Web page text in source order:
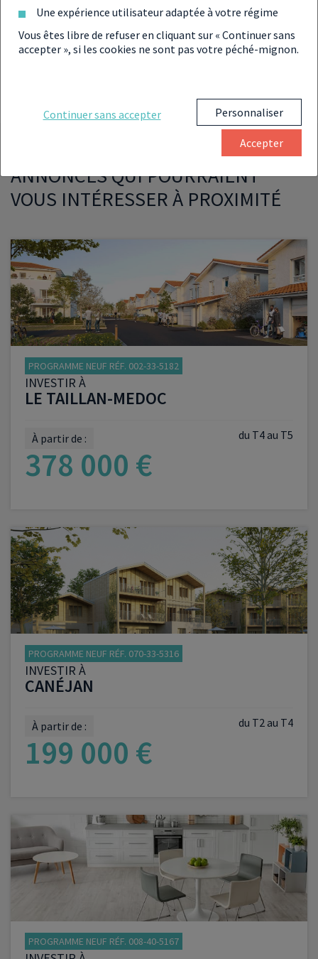
Des logements à consommation énergétique faible,
respectant la Réglementation Thermique 2012.
ANNONCES QUI POURRAIENT
VOUS INTÉRESSER À PROXIMITÉ
PROGRAMME NEUF RÉF. 002-33-5182
INVESTIR À
LE TAILLAN-MEDOC
du T4 au T5
À partir de :
378 000 €
VOIR LE PROGRAMME
PROGRAMME NEUF RÉF. 070-33-5316
INVESTIR À
CANÉJAN
du T2 au T4
À partir de :
199 000 €
VOIR LE PROGRAMME
PROGRAMME NEUF RÉF. 008-40-5167
Une expérience utilisateur adaptée à votre régime
Vous êtes libre de refuser en cliquant sur « Continuer sans
accepter », si les cookies ne sont pas votre péché-mignon.
Continuer sans accepter Personnaliser
Accepter